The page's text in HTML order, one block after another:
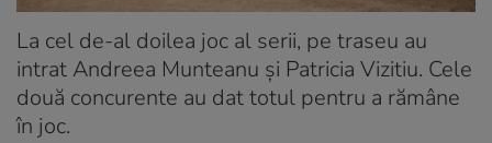
La cel de-al doilea joc al serii, pe traseu au
intrat Andreea Munteanu și Patricia Vizitiu. Cele
două concurente au dat totul pentru a rămâne
în joc.